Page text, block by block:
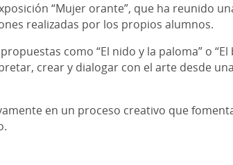
“Mujer orante”, que ha reunido
realizadas por los propios alumnos.
como “El nido y la paloma” o “El
crear y dialogar con el arte desde
en un proceso creativo que